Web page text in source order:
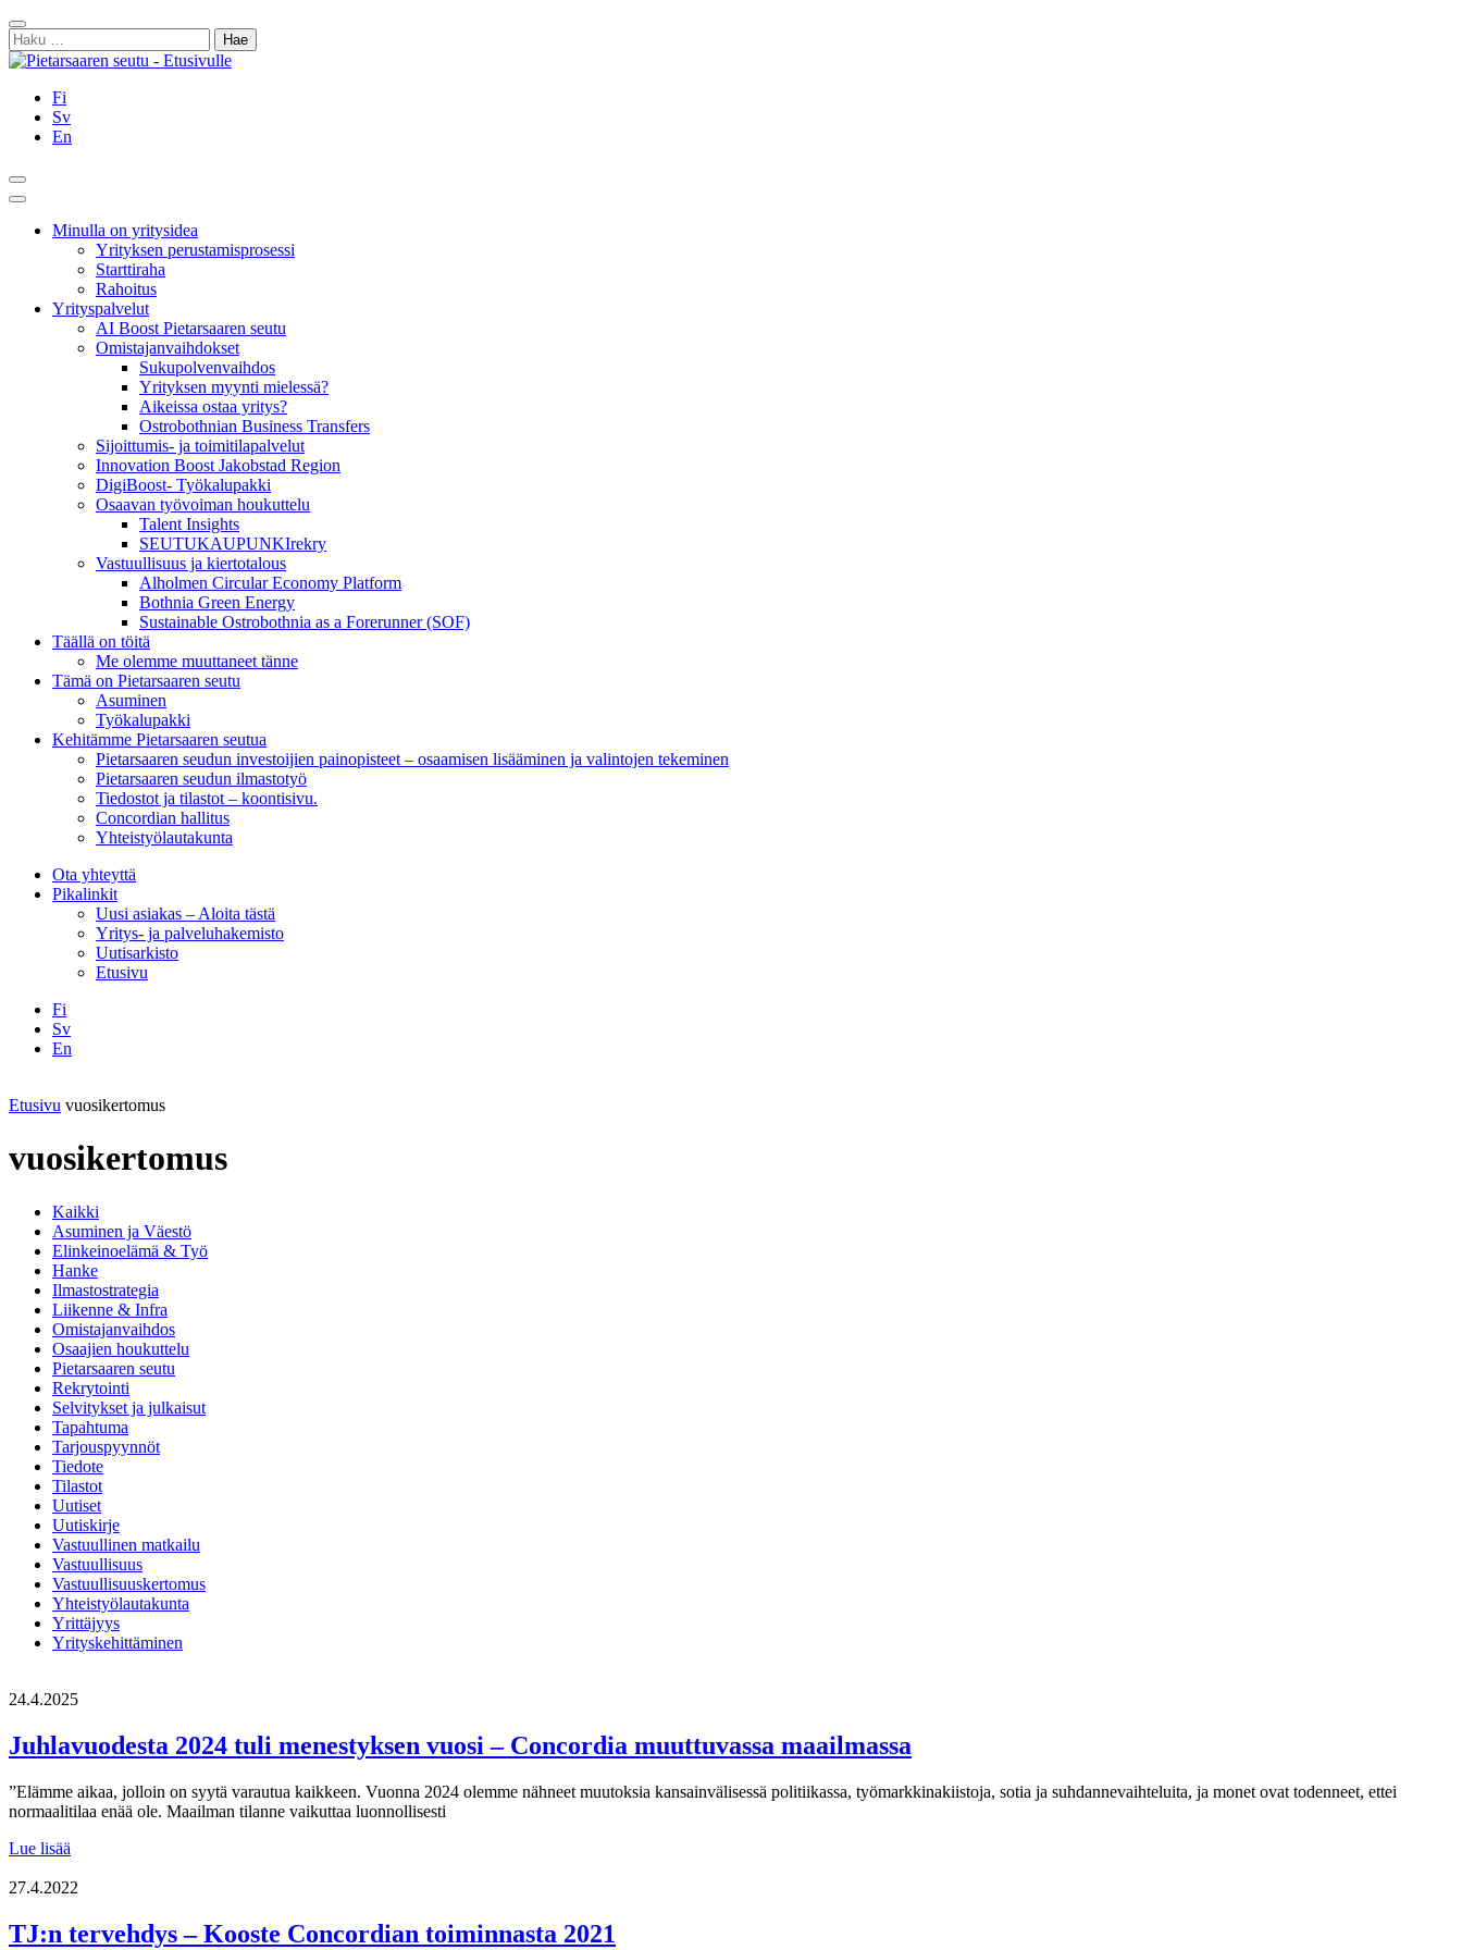
Siirry
sisältöön
Sulje
Haku:
Fi
Sv
En
Hae
Päävalikko
Minulla on yritysidea
Yrityksen perustamisprosessi
Starttiraha
Rahoitus
Yrityspalvelut
AI Boost Pietarsaaren seutu
Omistajanvaihdokset
Sukupolvenvaihdos
Yrityksen myynti mielessä?
Aikeissa ostaa yritys?
Ostrobothnian Business Transfers
Sijoittumis- ja toimitilapalvelut
Innovation Boost Jakobstad Region
DigiBoost- Työkalupakki
Osaavan työvoiman houkuttelu
Talent Insights
SEUTUKAUPUNKIrekry
Vastuullisuus ja kiertotalous
Alholmen Circular Economy Platform
Bothnia Green Energy
Sustainable Ostrobothnia as a Forerunner (SOF)
Täällä on töitä
Me olemme muuttaneet tänne
Tämä on Pietarsaaren seutu
Asuminen
Työkalupakki
Kehitämme Pietarsaaren seutua
Pietarsaaren seudun investoijien painopisteet – osaamisen lisääminen ja valintojen tekeminen
Pietarsaaren seudun ilmastotyö
Tiedostot ja tilastot – koontisivu.
Concordian hallitus
Yhteistyölautakunta
Ota yhteyttä
Pikalinkit
Uusi asiakas – Aloita tästä
Yritys- ja palveluhakemisto
Uutisarkisto
Etusivu
Fi
Sv
En
Etusivu vuosikertomus
vuosikertomus
Kaikki
Asuminen ja Väestö
Elinkeinoelämä & Työ
Hanke
Ilmastostrategia
Liikenne & Infra
Omistajanvaihdos
Osaajien houkuttelu
Pietarsaaren seutu
Rekrytointi
Selvitykset ja julkaisut
Tapahtuma
Tarjouspyynnöt
Tiedote
Tilastot
Uutiset
Uutiskirje
Vastuullinen matkailu
Vastuullisuus
Vastuullisuuskertomus
Yhteistyölautakunta
Yrittäjyys
Yrityskehittäminen
24.4.2025
Juhlavuodesta 2024 tuli menestyksen vuosi – Concordia muuttuvassa maailmassa
”Elämme aikaa, jolloin on syytä varautua kaikkeen. Vuonna 2024 olemme nähneet muutoksia kansainvälisessä politiikassa, työmarkkinakiistoja, sotia ja suhdannevaihteluita, ja monet ovat todenneet, ettei
normaalitilaa enää ole. Maailman tilanne vaikuttaa luonnollisesti
Lue lisää
tuli
vuosi
–
27.4.2022
TJ:n tervehdys – Kooste Concordian toiminnasta 2021